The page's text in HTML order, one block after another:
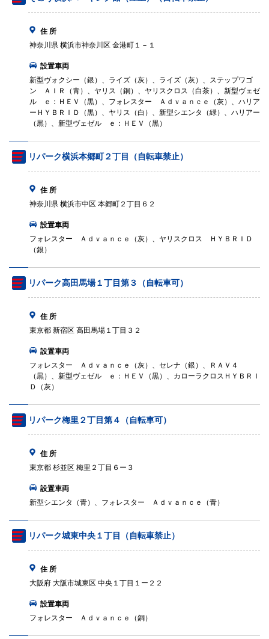
住 所
神奈川県 横浜市神奈川区 金港町１－１
設置車両
新型ヴォクシー（銀）、ライズ（灰）、ライズ（灰）、ステップワゴ
ン ＡＩＲ（青）、ヤリス（銅）、ヤリスクロス（白茶）、新型ヴェゼ
ル ｅ：ＨＥＶ（黒）、フォレスター Ａｄｖａｎｃｅ（灰）、ハリア
ーＨＹＢＲＩＤ（黒）、ヤリス（白）、新型シエンタ（緑）、ハリアー
（黒）、新型ヴェゼル ｅ：ＨＥＶ（黒）
リパーク横浜本郷町２丁目（自転車禁止）
住 所
神奈川県 横浜市中区 本郷町２丁目６２
設置車両
フォレスター Ａｄｖａｎｃｅ（灰）、ヤリスクロス ＨＹＢＲＩＤ
（銀）
リパーク高田馬場１丁目第３（自転車可）
住 所
東京都 新宿区 高田馬場１丁目３２
設置車両
フォレスター Ａｄｖａｎｃｅ（灰）、セレナ（銀）、ＲＡＶ４
（黒）、新型ヴェゼル ｅ：ＨＥＶ（黒）、カローラクロスＨＹＢＲＩ
Ｄ（灰）
リパーク梅里２丁目第４（自転車可）
住 所
東京都 杉並区 梅里２丁目６ー３
設置車両
新型シエンタ（青）、フォレスター Ａｄｖａｎｃｅ（青）
リパーク城東中央１丁目（自転車禁止）
住 所
大阪府 大阪市城東区 中央１丁目１ー２２
設置車両
フォレスター Ａｄｖａｎｃｅ（銅）